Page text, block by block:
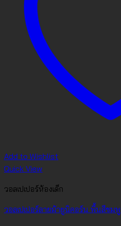
Add to Wishlist
Quick View
วอลเปเปอร์ห้องเด็ก
วอลเปเปอร์ลายม้ายูนิคอร์น พื้นสีชมพู